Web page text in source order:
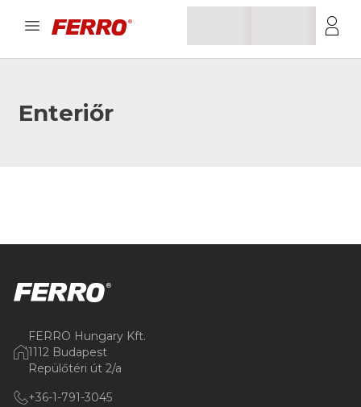
Enteriőr
FERRO Hungary Kft.
1112 Budapest
Repülőtéri út 2/a
+36-1-791-3045